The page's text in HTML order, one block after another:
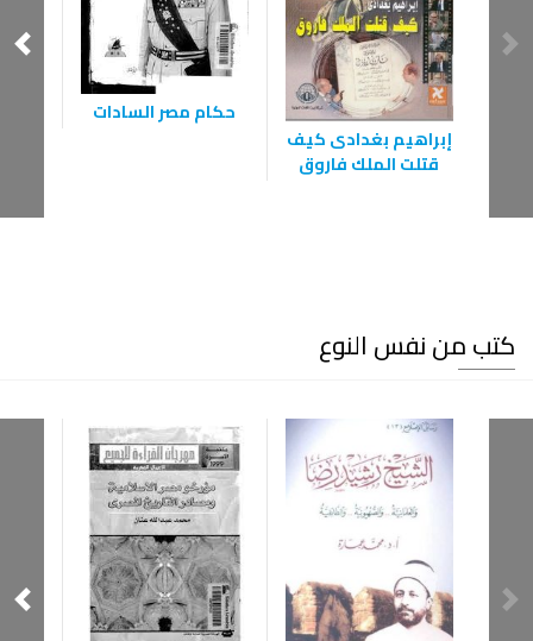
إبراهيم بغدادى كيف
قتلت الملك فاروق
حكام مصر السادات
كتب من نفس النوع